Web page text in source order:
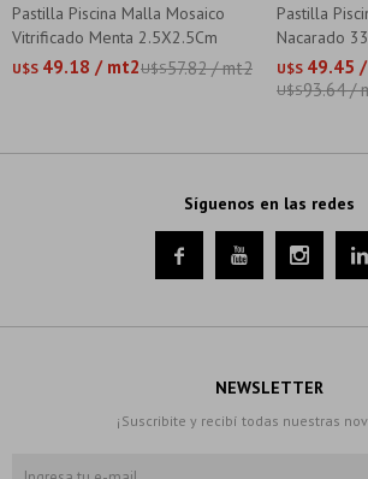
Pastilla Piscina Malla Mosaico
Vitrificado Menta 2.5X2.5Cm
U$S 49.18 / mt2U$S57.82 / mt2
Pastilla
Nacarado
(2.5X2.5)
U$S 49.45
U$S93.64 /
Síguenos en las redes
   
NEWSLETTER
¡Suscribite y recibí todas nuestras